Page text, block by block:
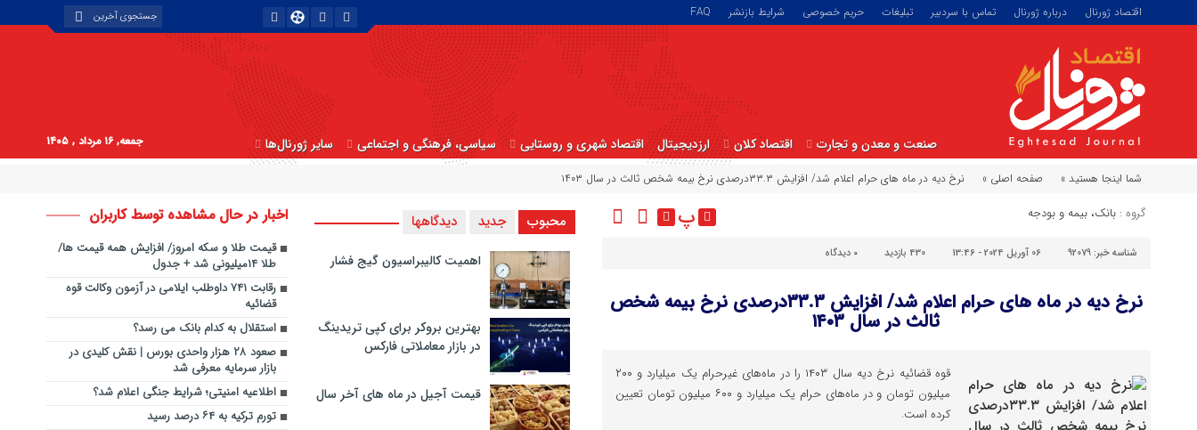
اقتصاد ژورنال درباره ژورنال تماس با سردبیر تبلیغات حریم خصوصی شرایط بازنشر FAQ
صنعت و معدن و تجارت اقتصاد کلان ارزدیجیتال اقتصاد شهری و روستایی سیاسی، فرهنگی و اجتماعی سایر ژورنال‌ها جمعه, ۱۶ مرداد , ۱۴۰۵
شما اینجا هستید » صفحه اصلی » نرخ دیه در ماه های حرام اعلام شد/ افزایش ۳۳.۳درصدی نرخ بیمه شخص ثالث در سال ۱۴۰۳
گروه : بانک، بیمه و بودجه پ
شناسه خبر: 92079 06 آوریل 2024 - 13:46 430 بازدید ۰ دیدگاه
نرخ دیه در ماه های حرام اعلام شد/ افزایش ۳۳.۳درصدی نرخ بیمه شخص
ثالث در سال ۱۴۰۳
قوه قضائیه نرخ دیه سال ۱۴۰۳ را در ماه‌های غیرحرام یک میلیارد و ۲۰۰
میلیون تومان و در ماه‌های حرام یک میلیارد و ۶۰۰ میلیون تومان تعیین
کرده است.
محبوب جدید دیدگاهها
اهمیت کالیبراسیون گیج فشار
بهترین بروکر برای کپی‌ تریدینگ
در بازار معاملاتی فارکس
قیمت آجیل در ماه های آخر سال
اخبار در حال مشاهده توسط کاربران
قیمت طلا و سکه امروز/ افزایش همه قیمت ها/
طلا ۱۴میلیونی شد + جدول
رقابت ۷۴۱ داوطلب ایلامی در آزمون وکالت قوه
قضائیه
استقلال به کدام بانک می رسد؟
صعود ۲۸ هزار واحدی بورس | نقش کلیدی در
بازار سرمایه معرفی شد
اطلاعیه‌ امنیتی؛ شرایط جنگی اعلام شد؟
تورم ترکیه به ۶۴ درصد رسید